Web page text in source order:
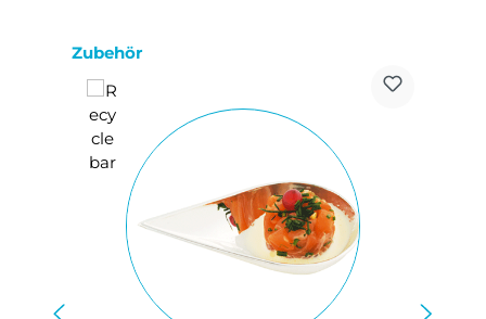
Produktgalerie überspringen
Zubehör